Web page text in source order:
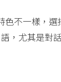
不一樣，
，尤其是對